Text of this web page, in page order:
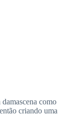
damascena como
criando uma